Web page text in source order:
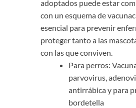
adoptados puede estar
con un esquema de
esencial para prevenir
proteger tanto a las
con las que conviven.
Para perros:
parvovirus,
antirrábica y para
bordetella